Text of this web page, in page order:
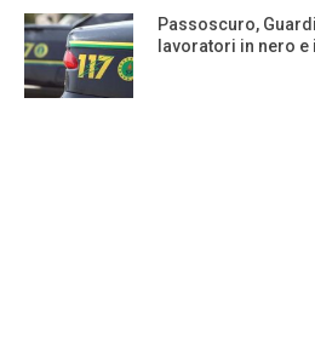
Passoscuro,
lavoratori in nero